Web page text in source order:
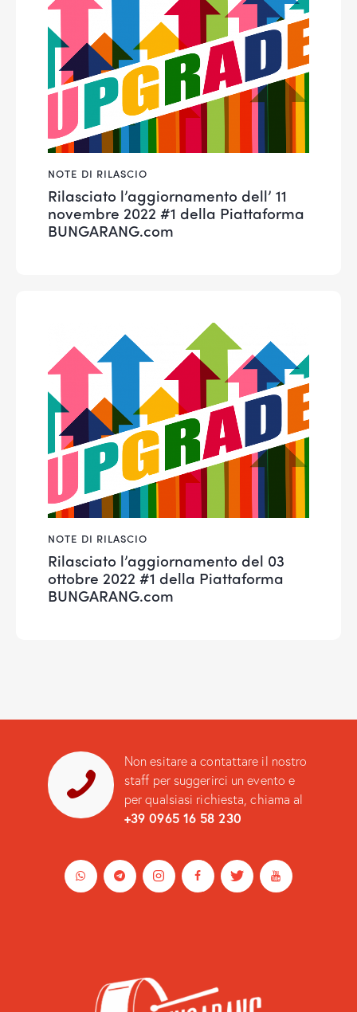
NOTE DI RILASCIO
Rilasciato l’aggiornamento dell’ 11
novembre 2022 #1 della Piattaforma
BUNGARANG.com
NOTE DI RILASCIO
Rilasciato l’aggiornamento del 03
ottobre 2022 #1 della Piattaforma
BUNGARANG.com
Non esitare a contattare il nostro
staff per suggerirci un evento e
per qualsiasi richiesta, chiama al
+39 0965 16 58 230